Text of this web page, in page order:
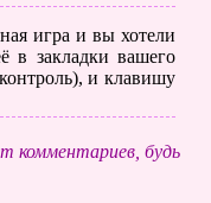
игра и вы хотели
в закладки вашего
и клавишу
комментариев, будь